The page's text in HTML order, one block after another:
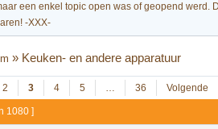
een enkel topic open was of geopend
-XXX-
» Keuken- en andere apparatuur
2 3 4 5 … 36 Volgende
1080 ]